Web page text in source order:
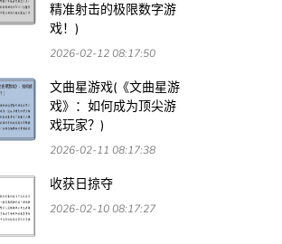
精准射击的极限数字游
戏！)
2026-02-12 08:17:50
文曲星游戏(《文曲星游
戏》：如何成为顶尖游
戏玩家？)
2026-02-11 08:17:38
收获日掠夺
2026-02-10 08:17:27